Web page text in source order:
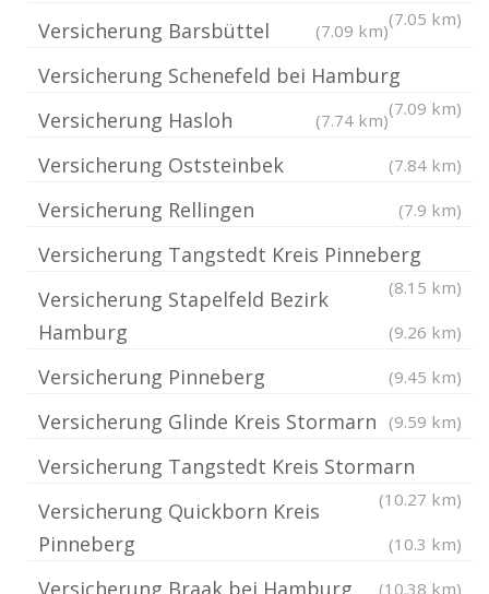
(7.05 km)
Versicherung Barsbüttel (7.09 km)
Versicherung Schenefeld bei Hamburg
(7.09 km)
Versicherung Hasloh (7.74 km)
Versicherung Oststeinbek (7.84 km)
Versicherung Rellingen (7.9 km)
Versicherung Tangstedt Kreis Pinneberg
(8.15 km)
Versicherung Stapelfeld Bezirk
Hamburg
(9.26 km)
Versicherung Pinneberg (9.45 km)
Versicherung Glinde Kreis Stormarn (9.59 km)
Versicherung Tangstedt Kreis Stormarn
(10.27 km)
Versicherung Quickborn Kreis
Pinneberg
(10.3 km)
Versicherung Braak bei Hamburg (10.38 km)